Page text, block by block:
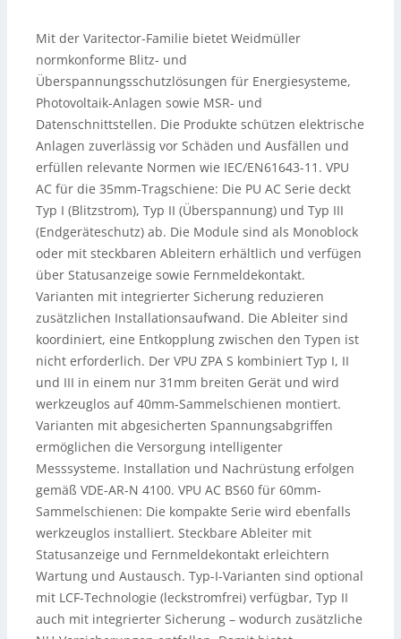
Mit der Varitector-Familie bietet Weidmüller
normkonforme Blitz- und
Überspannungsschutzlösungen für Energiesysteme,
Photovoltaik-Anlagen sowie MSR- und
Datenschnittstellen. Die Produkte schützen elektrische
Anlagen zuverlässig vor Schäden und Ausfällen und
erfüllen relevante Normen wie IEC/EN61643-11. VPU
AC für die 35mm-Tragschiene: Die PU AC Serie deckt
Typ I (Blitzstrom), Typ II (Überspannung) und Typ III
(Endgeräteschutz) ab. Die Module sind als Monoblock
oder mit steckbaren Ableitern erhältlich und verfügen
über Statusanzeige sowie Fernmeldekontakt.
Varianten mit integrierter Sicherung reduzieren
zusätzlichen Installationsaufwand. Die Ableiter sind
koordiniert, eine Entkopplung zwischen den Typen ist
nicht erforderlich. Der VPU ZPA S kombiniert Typ I, II
und III in einem nur 31mm breiten Gerät und wird
werkzeuglos auf 40mm-Sammelschienen montiert.
Varianten mit abgesicherten Spannungsabgriffen
ermöglichen die Versorgung intelligenter
Messsysteme. Installation und Nachrüstung erfolgen
gemäß VDE-AR-N 4100. VPU AC BS60 für 60mm-
Sammelschienen: Die kompakte Serie wird ebenfalls
werkzeuglos installiert. Steckbare Ableiter mit
Statusanzeige und Fernmeldekontakt erleichtern
Wartung und Austausch. Typ-I-Varianten sind optional
mit LCF-Technologie (leckstromfrei) verfügbar, Typ II
auch mit integrierter Sicherung – wodurch zusätzliche